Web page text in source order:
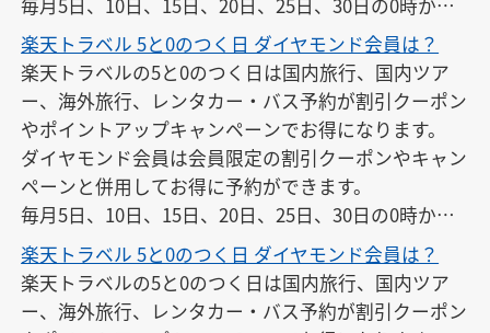
毎月5日、10日、15日、20日、25日、30日の0時から2
3時59分まで開催されています。
楽天トラベル 5と0のつく日 ダイヤモンド会員は？
楽天トラベルの5と0のつく日は国内旅行、国内ツア
ー、海外旅行、レンタカー・バス予約が割引クーポン
やポイントアップキャンペーンでお得になります。
ダイヤモンド会員は会員限定の割引クーポンやキャン
ペーンと併用してお得に予約ができます。
毎月5日、10日、15日、20日、25日、30日の0時から2
3時59分まで開催されています。
楽天トラベル 5と0のつく日 ダイヤモンド会員は？
楽天トラベルの5と0のつく日は国内旅行、国内ツア
ー、海外旅行、レンタカー・バス予約が割引クーポン